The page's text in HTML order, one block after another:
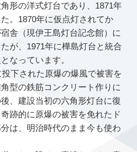
形の洋式灯台であり、1871年
。1870年に仮点灯されてか
舎（現伊王島灯台記念館）に
が、1971年に樺島灯台と統合
なっています。
下された原爆の爆風で被害を
型の鉄筋コンクリート作りに
、建設当初の六角形灯台に復
跡的に原爆の被害を免れたド
は、明治時代のまま今も使わ